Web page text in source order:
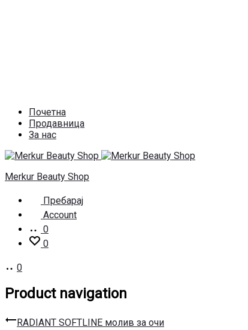
Почетна
Продавница
За нас
Merkur Beauty Shop
Пребарај
Account
0
0
0
Product navigation
RADIANT SOFTLINE молив за очи